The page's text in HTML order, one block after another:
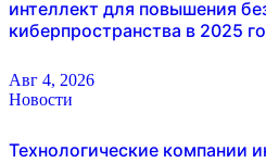
интеллект для повышения
киберпространства в 2025
Авг 4, 2026
Новости
Технологические компании